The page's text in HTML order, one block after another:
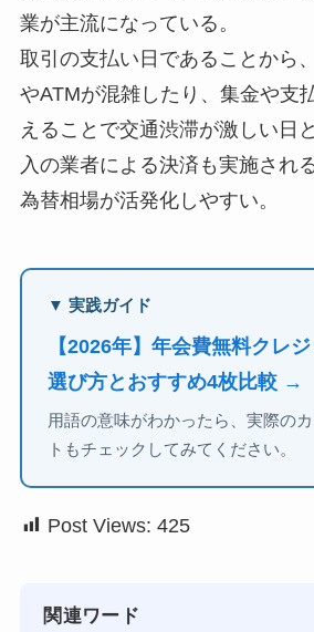
業が主流になっている。
取引の支払い日であることから
やATMが混雑したり、集金や支
えることで交通渋滞が激しい日
入の業者による決済も実施され
為替相場が活発化しやすい。
▼ 実践ガイド
【2026年】年会費無料クレ
選び方とおすすめ4枚比較 →
用語の意味がわかったら、実際の
トもチェックしてみてください。
Post Views: 425
関連ワード